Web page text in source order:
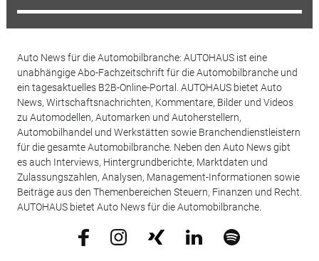
Auto News für die Automobilbranche: AUTOHAUS ist eine
unabhängige Abo-Fachzeitschrift für die Automobilbranche und
ein tagesaktuelles B2B-Online-Portal. AUTOHAUS bietet Auto
News, Wirtschaftsnachrichten, Kommentare, Bilder und Videos
zu Automodellen, Automarken und Autoherstellern,
Automobilhandel und Werkstätten sowie Branchendienstleistern
für die gesamte Automobilbranche. Neben den Auto News gibt
es auch Interviews, Hintergrundberichte, Marktdaten und
Zulassungszahlen, Analysen, Management-Informationen sowie
Beiträge aus den Themenbereichen Steuern, Finanzen und Recht.
AUTOHAUS bietet Auto News für die Automobilbranche.